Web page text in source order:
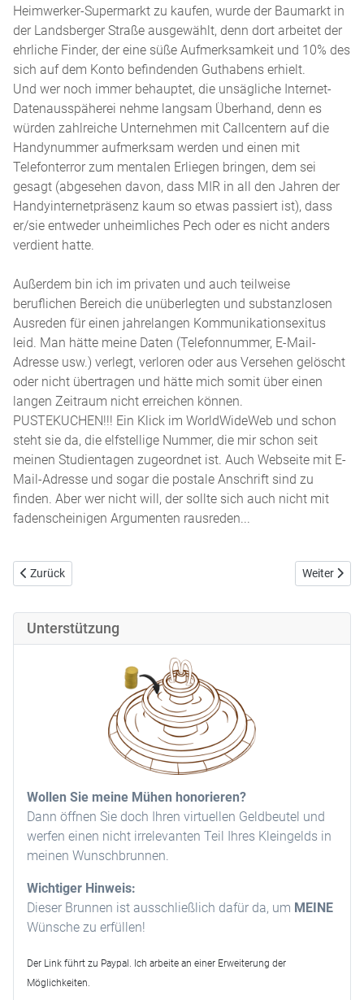
Heimwerker-Supermarkt zu kaufen, wurde der Baumarkt in
der Landsberger Straße ausgewählt, denn dort arbeitet der
ehrliche Finder, der eine süße Aufmerksamkeit und 10% des
sich auf dem Konto befindenden Guthabens erhielt.
Und wer noch immer behauptet, die unsägliche Internet-
Datenausspäherei nehme langsam Überhand, denn es
würden zahlreiche Unternehmen mit Callcentern auf die
Handynummer aufmerksam werden und einen mit
Telefonterror zum mentalen Erliegen bringen, dem sei
gesagt (abgesehen davon, dass MIR in all den Jahren der
Handyinternetpräsenz kaum so etwas passiert ist), dass
er/sie entweder unheimliches Pech oder es nicht anders
verdient hatte.
Außerdem bin ich im privaten und auch teilweise
beruflichen Bereich die unüberlegten und substanzlosen
Ausreden für einen jahrelangen Kommunikationsexitus
leid. Man hätte meine Daten (Telefonnummer, E-Mail-
Adresse usw.) verlegt, verloren oder aus Versehen gelöscht
oder nicht übertragen und hätte mich somit über einen
langen Zeitraum nicht erreichen können.
PUSTEKUCHEN!!! Ein Klick im WorldWideWeb und schon
steht sie da, die elfstellige Nummer, die mir schon seit
meinen Studientagen zugeordnet ist. Auch Webseite mit E-
Mail-Adresse und sogar die postale Anschrift sind zu
finden. Aber wer nicht will, der sollte sich auch nicht mit
fadenscheinigen Argumenten rausreden...
Vorheriger Beitrag: Tanja Relevanta plagiiert
Zurück Nächster
Weiter
Unterstützung
Wollen Sie meine Mühen honorieren?
Dann öffnen Sie doch Ihren virtuellen Geldbeutel und
werfen einen nicht irrelevanten Teil Ihres Kleingelds in
meinen Wunschbrunnen.
Wichtiger Hinweis:
Dieser Brunnen ist ausschließlich dafür da, um MEINE
Wünsche zu erfüllen!
Der Link führt zu Paypal. Ich arbeite an einer Erweiterung der
Möglichkeiten.